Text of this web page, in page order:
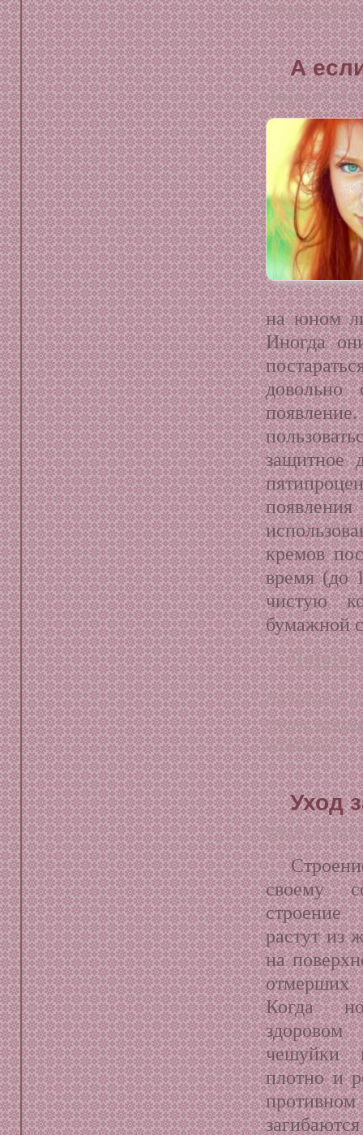
Метки:кожа,
А
Январь 27, 2012
на юном
Иногда
довольно
защитное
кремов
время (до
чистую
бумажной
Читать
Размещено в:
Метки:
сухая кожа
Уход
Январь 26, 2012
своему
растут из
на
отмерших
Когда
чешуйки
плотно и